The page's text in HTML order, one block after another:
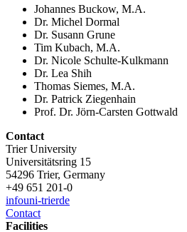
Johannes Buckow, M.A.
Dr. Michel Dormal
Dr. Susann Grune
Tim Kubach, M.A.
Dr. Nicole Schulte-Kulkmann
Dr. Lea Shih
Thomas Siemes, M.A.
Dr. Patrick Ziegenhain
Prof. Dr. Jörn-Carsten Gottwald
Contact
Trier University
Universitätsring 15
54296 Trier, Germany
+49 651 201-0
infouni-trierde
Contact
Facilities